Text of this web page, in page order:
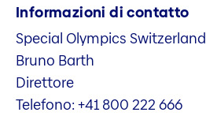
Informazioni di contatto
Special Olympics Switzerland
Bruno Barth
Direttore
Telefono: +41 800 222 666